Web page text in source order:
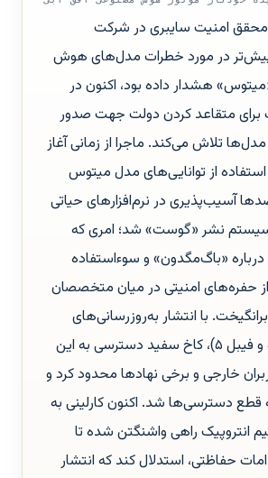
محقق امنیت سایبری در شرکت
پیش‌تر در مورد خطرات مدل‌های هوش
هشدار داده بود، اکنون در
برای متقاعد کردن دولت جهت صدور
تلاش می‌کند. ماجرا از زمانی آغاز
استفاده از توانایی‌های مدل میتوس
آسیب‌پذیری در نرم‌افزارهای حیاتی
نشر «گوست» شد؛ امری که
درباره «باگ‌مگدون» و سوءاستفاده
امنیتی در میان متخصصان
با انتشار به‌روزرسانی‌های
جدید (میتوس ۵ و فیبل ۵)، کاخ سفید دسترسی به این
خارجی و برخی نهادها محدود کرد و
قطع دسترسی‌ها شد. اکنون کارلینی به
انتروپیک راهی واشنگتن شده تا
حفاظتی، استدلال کند که انتشار